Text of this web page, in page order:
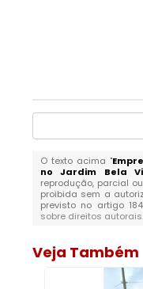
O texto acima "
no Jardim Bela
reprodução, parcial
proibida sem a
previsto no artigo
sobre direitos autorais.
Veja Também